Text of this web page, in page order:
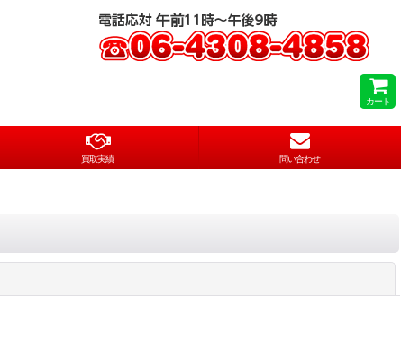
カート
買取実績 問い合わせ